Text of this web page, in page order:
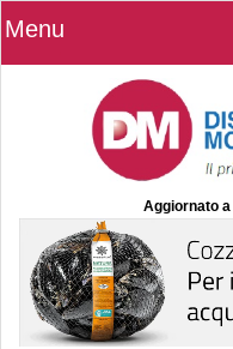
Menu
Aggiornato a